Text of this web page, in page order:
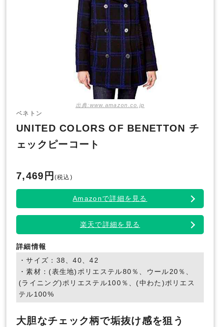
出典:www.amazon.co.jp
ベネトン
UNITED COLORS OF BENETTON チ
ェックピーコート
7,469円 (税込)
Amazonで詳細を見る
楽天で詳細を見る
詳細情報
・サイズ：38、40、42
・素材：(表生地)ポリエステル80％、ウール20％、
(ライニング)ポリエステル100％、(中わた)ポリエス
テル100%
大胆なチェック柄で垢抜け感を狙う